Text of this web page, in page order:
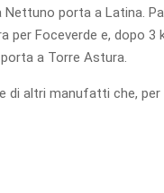
porta a Latina.
Foceverde e, dopo 3
a Torre Astura.
di altri manufatti che,